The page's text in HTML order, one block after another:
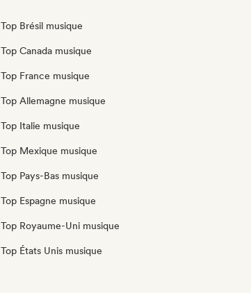
Top Brésil musique
Top Canada musique
Top France musique
Top Allemagne musique
Top Italie musique
Top Mexique musique
Top Pays-Bas musique
Top Espagne musique
Top Royaume-Uni musique
Top États Unis musique